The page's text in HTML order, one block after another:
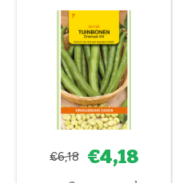
€6,18 €4,18